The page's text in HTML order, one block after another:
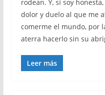
rodean. Y, si soy
dolor y duelo al que me
comerme el mundo, por
aterra hacerlo sin su
Leer más